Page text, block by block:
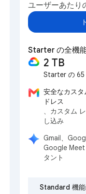
ユーザーあたり
Starter の全機
2 TB
Starter の 65
安全なカス
ドレス
、カスタム
し込み
Gmail、
Google Meet
タント
Standard 機能